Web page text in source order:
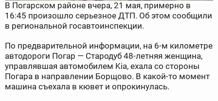
В Погарском районе вчера, 21 мая, примерно в
16:45 произошло серьезное ДТП. Об этом сообщили
в региональной госавтоинспекции.
По предварительной информации, на 6-м километре
автодороги Погар — Стародуб 48-летняя женщина,
управлявшая автомобилем Kia, ехала со стороны
Погара в направлении Борщово. В какой-то момент
машина съехала в кювет и опрокинулась.